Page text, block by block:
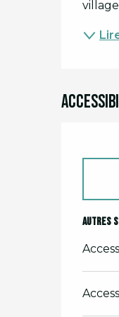
Autres